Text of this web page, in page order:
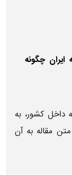
ایران چگونه
داخل کشور، به
مقاله به آن